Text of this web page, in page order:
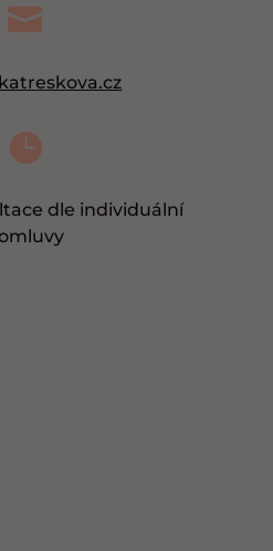


dle individuální